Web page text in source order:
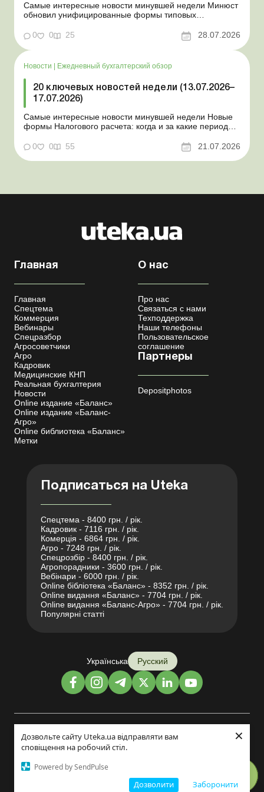
Дозвольте сайту Uteka.ua відправляти вам
сповіщення на робочий стіл.
Powered by SendPulse
Заборонити
Дозволити
×
Самые интересные новости минувшей недели Минюст
обновил унифицированные формы типовых
новость о создании координационного центра по
статус «в розыске»: что нужно знать работодателям
Закон о ВПЛ: ка...
0 0 25 28.07.2026
Новости | Ежедневный бухгалтерский обзор
20 ключевых новостей недели (13.07.2026–
17.07.2026)
Самые интересные новости минувшей недели Новые
формы Налогового расчета: когда и за какие периоды
переоформления отсрочки от призыва во время
Координационный центр по организации
0 0 55 21.07.2026
Главная
Главная
Спецтема
Коммерция
Вебинары
Спецразбор
Агросоветчики
Агро
Кадровик
Медицинские КНП
Реальная бухгалтерия
Новости
Online издание «Баланс»
Online издание «Баланс-
Агро»
Online библиотека «Баланс»
Метки
О нас
Про нас
Связаться с нами
Техподдержка
Наши телефоны
Пользовательское
соглашение
Партнеры
Depositphotos
Подписаться на Uteka
Спецтема - 8400 грн. / рік.
Кадровик - 7116 грн. / рік.
Комерція - 6864 грн. / рік.
Агро - 7248 грн. / рік.
Спецрозбір - 8400 грн. / рік.
Агропорадники - 3600 грн. / рік.
Вебінари - 6000 грн. / рік.
Online бібліотека «Баланс» - 8352 грн. / рік.
Online видання «Баланс» - 7704 грн. / рік.
Online видання «Баланс-Агро» - 7704 грн. / рік.
Популярні статті
Українська Русский
Дизайн и разработка: